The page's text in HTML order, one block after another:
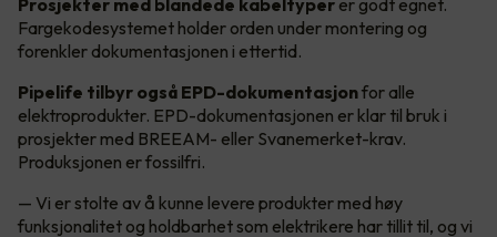
Fargekodesystemet holder orden under montering og
forenkler dokumentasjonen i ettertid.
Pipelife tilbyr også EPD-dokumentasjonfor alle
elektroprodukter. EPD-dokumentasjonen er klar til bruk i
prosjekter med BREEAM- eller Svanemerket-krav.
Produksjonen er fossilfri.
— Vi er stolte av å kunne levere produkter med høy
funksjonalitet og holdbarhet som elektrikere har tillit til, og vi